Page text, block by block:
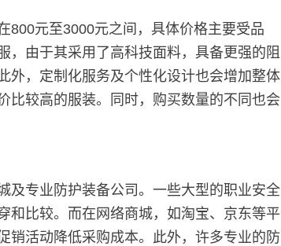
800元至3000元之间，具体价格主要受品
，由于其采用了高科技面料，具备更强的阻
外，定制化服务及个性化设计也会增加整体
比较高的服装。同时，购买数量的不同也会
及专业防护装备公司。一些大型的职业安全
和比较。而在网络商城，如淘宝、京东等平
销活动降低采购成本。此外，许多专业的防